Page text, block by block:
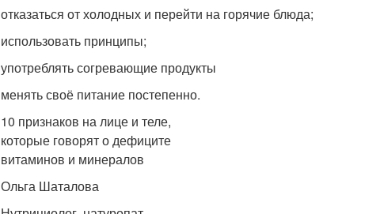
отказаться от холодных и перейти на горячие блюда;
использовать принципы;
употреблять согревающие продукты
менять своё питание постепенно.
10 признаков на лице и теле,
которые говорят о дефиците
витаминов и минералов
Ольга Шаталова